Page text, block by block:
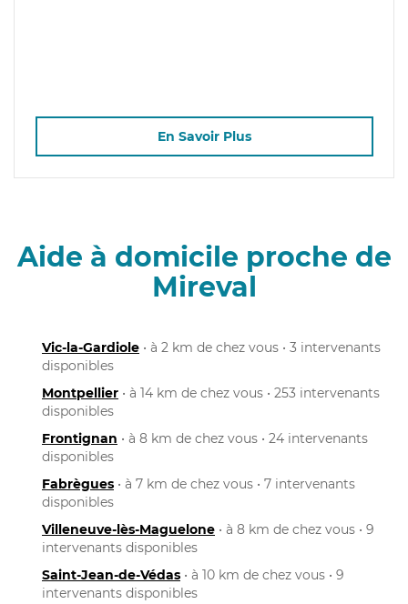
En Savoir Plus
Aide à domicile proche de
Mireval
Vic-la-Gardiole • à 2 km de chez vous • 3 intervenants
disponibles
Montpellier • à 14 km de chez vous • 253 intervenants
disponibles
Frontignan • à 8 km de chez vous • 24 intervenants
disponibles
Fabrègues • à 7 km de chez vous • 7 intervenants
disponibles
Villeneuve-lès-Maguelone • à 8 km de chez vous • 9
intervenants disponibles
Saint-Jean-de-Védas • à 10 km de chez vous • 9
intervenants disponibles